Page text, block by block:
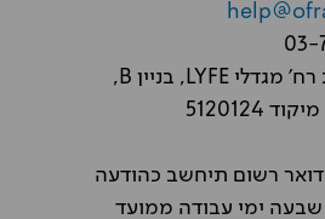
מגדלי LYFE, בניין B,
רשום תיחשב כהודעה
ימי עבודה ממועד